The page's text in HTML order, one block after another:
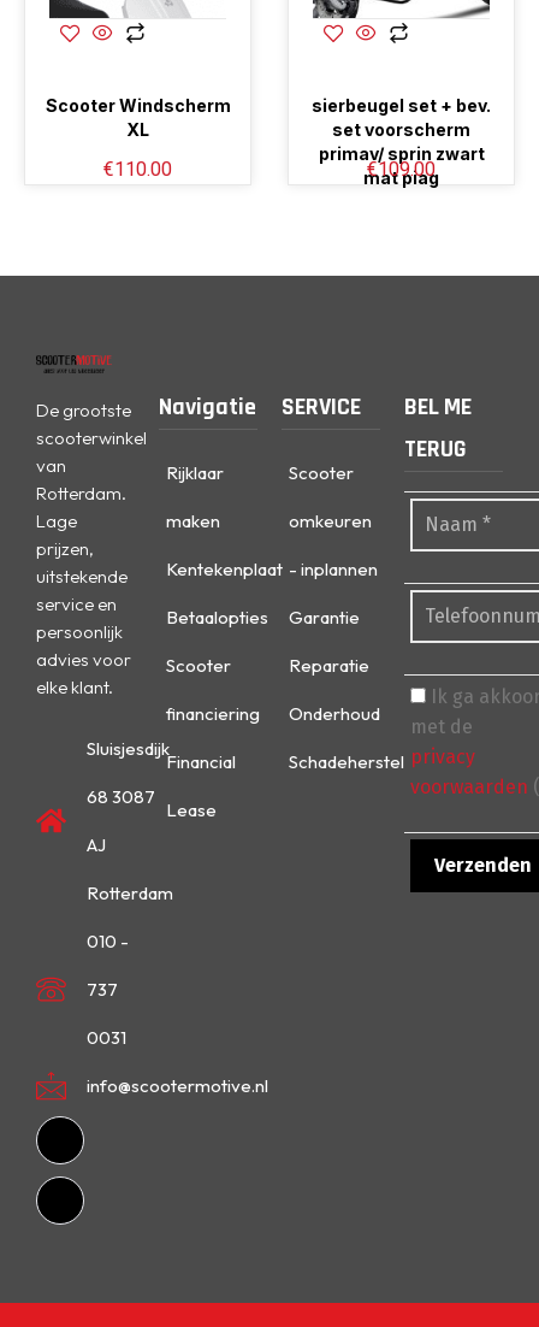
Scooter Windscherm
XL
€110.00
sierbeugel set + bev.
set voorscherm
primav/ sprin zwart
mat piag
€109.00
De grootste
scooterwinkel
van
Rotterdam.
Lage
prijzen,
uitstekende
service en
persoonlijk
advies voor
elke klant.
Sluisjesdijk
68 3087
AJ
Rotterdam
010 -
737
0031
info@scootermotive.nl
Navigatie
Rijklaar
maken
Kentekenplaat
Betaalopties
Scooter
financiering
Financial
Lease
SERVICE
Scooter
omkeuren
- inplannen
Garantie
Reparatie
Onderhoud
Schadeherstel
BEL ME
TERUG
Ik ga
met de
privacy
voorwaarden